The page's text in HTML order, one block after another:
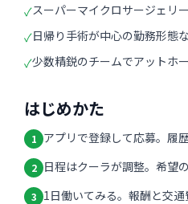
✓スーパーマイクロサージェリ
✓日帰り手術が中心の勤務形態
✓少数精鋭のチームでアットホ
はじめかた
1 アプリで登録して応募。履
2 日程はクーラが調整。希望
3 1日働いてみる。報酬と交